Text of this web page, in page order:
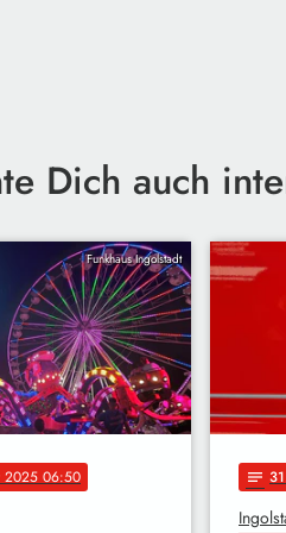
Dich auch
Funkhaus Ingolstadt
2025 06:50 notes 31